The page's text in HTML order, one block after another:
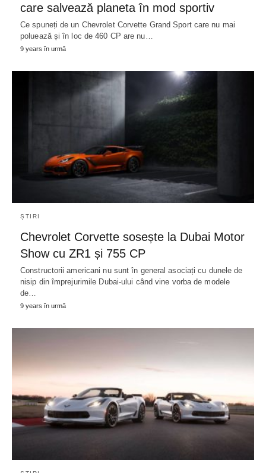
care salvează planeta în mod sportiv
Ce spuneți de un Chevrolet Corvette Grand Sport care nu mai
poluează și în loc de 460 CP are nu…
9 years în urmă
ȘTIRI
Chevrolet Corvette sosește la Dubai Motor
Show cu ZR1 și 755 CP
Constructorii americani nu sunt în general asociați cu dunele de
nisip din împrejurimile Dubai-ului când vine vorba de modele
de…
9 years în urmă